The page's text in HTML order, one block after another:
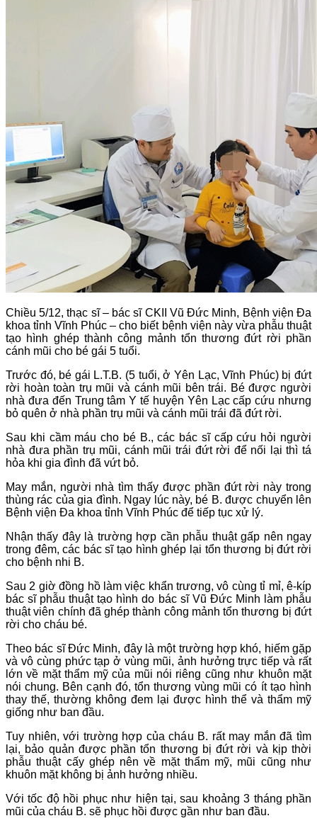
Chiều 5/12, thạc sĩ – bác sĩ CKII Vũ Đức Minh, Bệnh viện Đa
khoa tỉnh Vĩnh Phúc – cho biết bệnh viện này vừa phẫu thuật
tạo hình ghép thành công mảnh tổn thương đứt rời phần
cánh mũi cho bé gái 5 tuổi.
Trước đó, bé gái L.T.B. (5 tuổi, ở Yên Lạc, Vĩnh Phúc) bị đứt
rời hoàn toàn trụ mũi và cánh mũi bên trái. Bé được người
nhà đưa đến Trung tâm Y tế huyện Yên Lạc cấp cứu nhưng
bỏ quên ở nhà phần trụ mũi và cánh mũi trái đã đứt rời.
Sau khi cầm máu cho bé B., các bác sĩ cấp cứu hỏi người
nhà đưa phần trụ mũi, cánh mũi trái đứt rời để nối lại thì tá
hỏa khi gia đình đã vứt bỏ.
May mắn, người nhà tìm thấy được phần đứt rời này trong
thùng rác của gia đình. Ngay lúc này, bé B. được chuyển lên
Bệnh viện Đa khoa tỉnh Vĩnh Phúc để tiếp tục xử lý.
Nhận thấy đây là trường hợp cần phẫu thuật gấp nên ngay
trong đêm, các bác sĩ tạo hình ghép lại tổn thương bị đứt rời
cho bệnh nhi B.
Sau 2 giờ đồng hồ làm việc khẩn trương, vô cùng tỉ mỉ, ê-kíp
bác sĩ phẫu thuật tạo hình do bác sĩ Vũ Đức Minh làm phẫu
thuật viên chính đã ghép thành công mảnh tổn thương bị đứt
rời cho cháu bé.
Theo bác sĩ Đức Minh, đây là một trường hợp khó, hiếm gặp
và vô cùng phức tạp ở vùng mũi, ảnh hưởng trực tiếp và rất
lớn về mặt thẩm mỹ của mũi nói riêng cũng như khuôn mặt
nói chung. Bên cạnh đó, tổn thương vùng mũi có ít tạo hình
thay thế, thường không đem lại được hình thể và thẩm mỹ
giống như ban đầu.
Tuy nhiên, với trường hợp của cháu B. rất may mắn đã tìm
lại, bảo quản được phần tổn thương bị đứt rời và kịp thời
phẫu thuật cấy ghép nên về mặt thẩm mỹ, mũi cũng như
khuôn mặt không bị ảnh hưởng nhiều.
Với tốc độ hồi phục như hiện tại, sau khoảng 3 tháng phần
mũi của cháu B. sẽ phục hồi được gần như ban đầu.